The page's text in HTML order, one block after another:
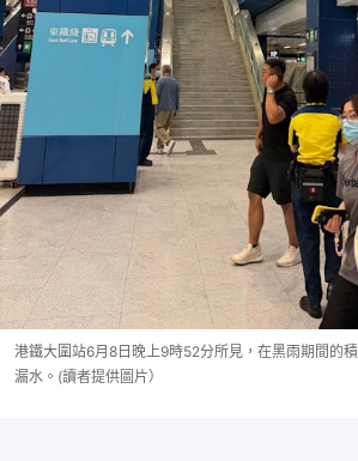
港鐵大圍站6月8日晚上9時52分所見，在黑雨期間的
漏水。(讀者提供圖片）